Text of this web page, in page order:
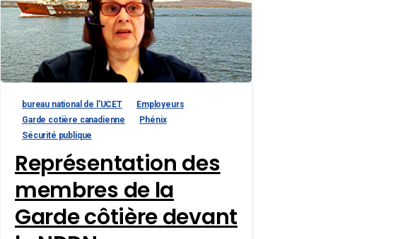
bureau national de l'UCET
Employeurs
Garde cotière canadienne
Phénix
Sécurité publique
Représentation des
membres de la
Garde côtière devant